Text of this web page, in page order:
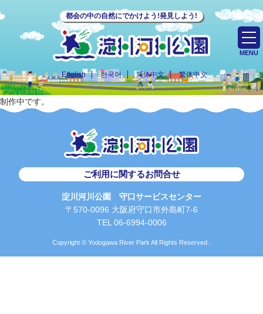
都会の中の自然にでかけよう!発見しよう!
English 한국어 简体中文 繁体中文
MENU
制作中です。
ご利用に関するお問合せ
淀川河川公園 守口サービスセンター
〒570-0096 大阪府守口市外島町7-6
TEL 06-6994-0006
Copyright © Yodogawa River Park All Rights Reserved..